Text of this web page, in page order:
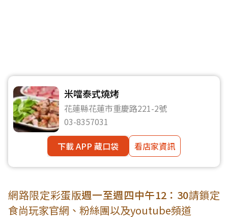
米噹泰式燒烤
花蓮縣花蓮市重慶路221-2號
03-8357031
下載 APP 藏口袋
看店家資訊
網路限定彩蛋版週一至週四中午12：30請鎖定
食尚玩家官網、粉絲團以及youtube頻道